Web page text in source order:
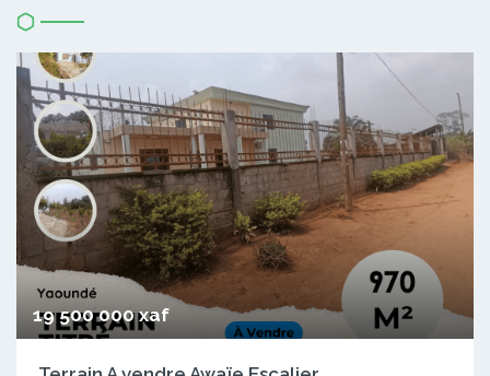
19 500 000 xaf